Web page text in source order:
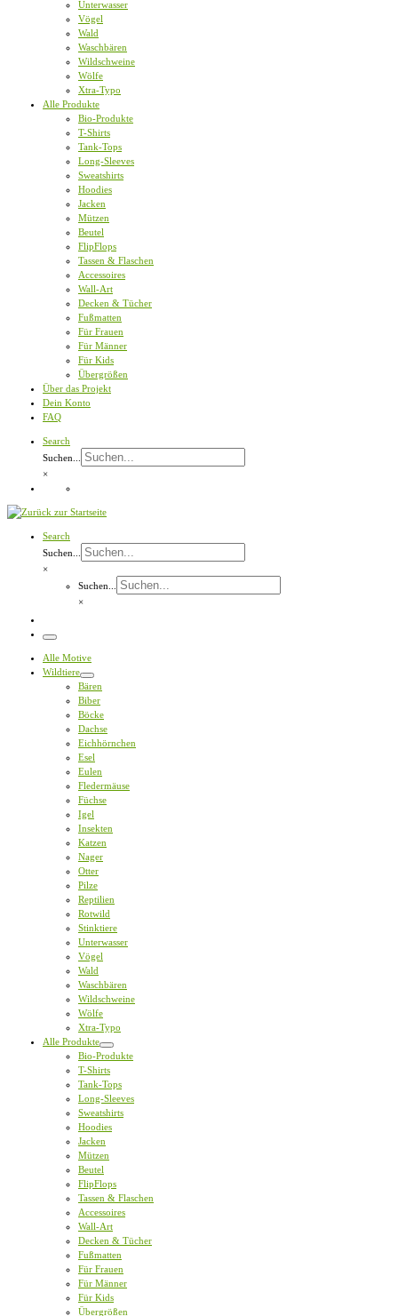
Unterwasser
Vögel
Wald
Waschbären
Wildschweine
Wölfe
Xtra-Typo
Alle Produkte
Bio-Produkte
T-Shirts
Tank-Tops
Long-Sleeves
Sweatshirts
Hoodies
Jacken
Mützen
Beutel
FlipFlops
Tassen & Flaschen
Accessoires
Wall-Art
Decken & Tücher
Fußmatten
Für Frauen
Für Männer
Für Kids
Übergrößen
Über das Projekt
Dein Konto
FAQ
Search
Suchen...
×
Search
Suchen...
×
Suchen...
×
Menü
Alle Motive
Wildtiere
Bären
Biber
Böcke
Dachse
Eichhörnchen
Esel
Eulen
Fledermäuse
Füchse
Igel
Insekten
Katzen
Nager
Otter
Pilze
Reptilien
Rotwild
Stinktiere
Unterwasser
Vögel
Wald
Waschbären
Wildschweine
Wölfe
Xtra-Typo
Alle Produkte
Bio-Produkte
T-Shirts
Tank-Tops
Long-Sleeves
Sweatshirts
Hoodies
Jacken
Mützen
Beutel
FlipFlops
Tassen & Flaschen
Accessoires
Wall-Art
Decken & Tücher
Fußmatten
Für Frauen
Für Männer
Für Kids
Übergrößen